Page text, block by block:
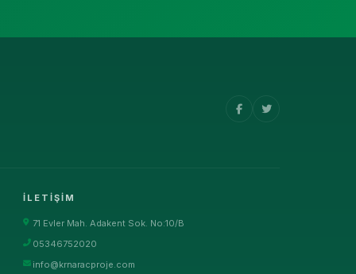
İLETIŞIM
71 Evler Mah. Adakent Sok. No:10/B
05346752020
info@krnaracproje.com